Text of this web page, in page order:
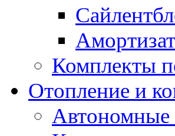
Комплекты
Отопление и
Автономные